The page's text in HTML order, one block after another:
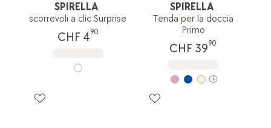
SPIRELLA
scorrevoli a clic Surprise
CHF 490
SPIRELLA
Tenda per la doccia
Primo
CHF 3990